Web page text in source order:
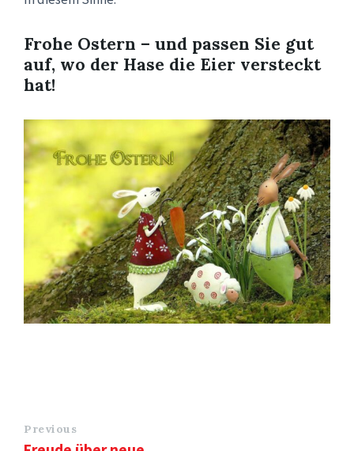
Frohe Ostern – und passen Sie gut
auf, wo der Hase die Eier versteckt
hat!
Previous